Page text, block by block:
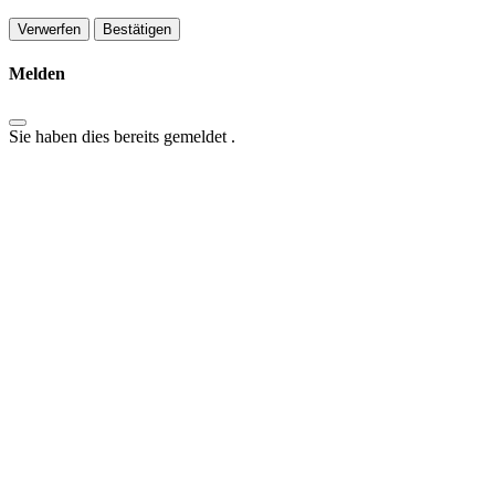
Bestätigen
Melden
Sie haben dies bereits gemeldet .